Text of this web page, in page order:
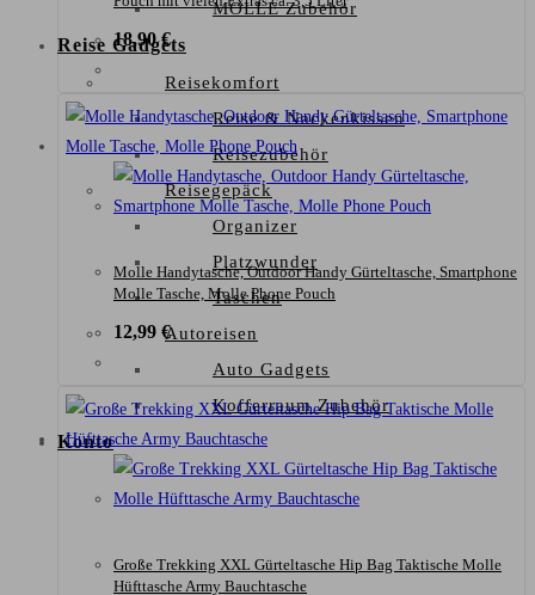
MOLLE Zubehör
Reise Gadgets
Reisekomfort
Reise & Nackenkissen
Reisezubehör
Reisegepäck
Organizer
Platzwunder
Taschen
Autoreisen
Auto Gadgets
Kofferraum Zubehör
Konto
18,90€
Molle Handytasche, Outdoor Handy Gürteltasche, Smartphone
Molle Tasche, Molle Phone Pouch
12,99 €
Große Trekking XXL Gürteltasche Hip Bag Taktische Molle
Hüfttasche Army Bauchtasche